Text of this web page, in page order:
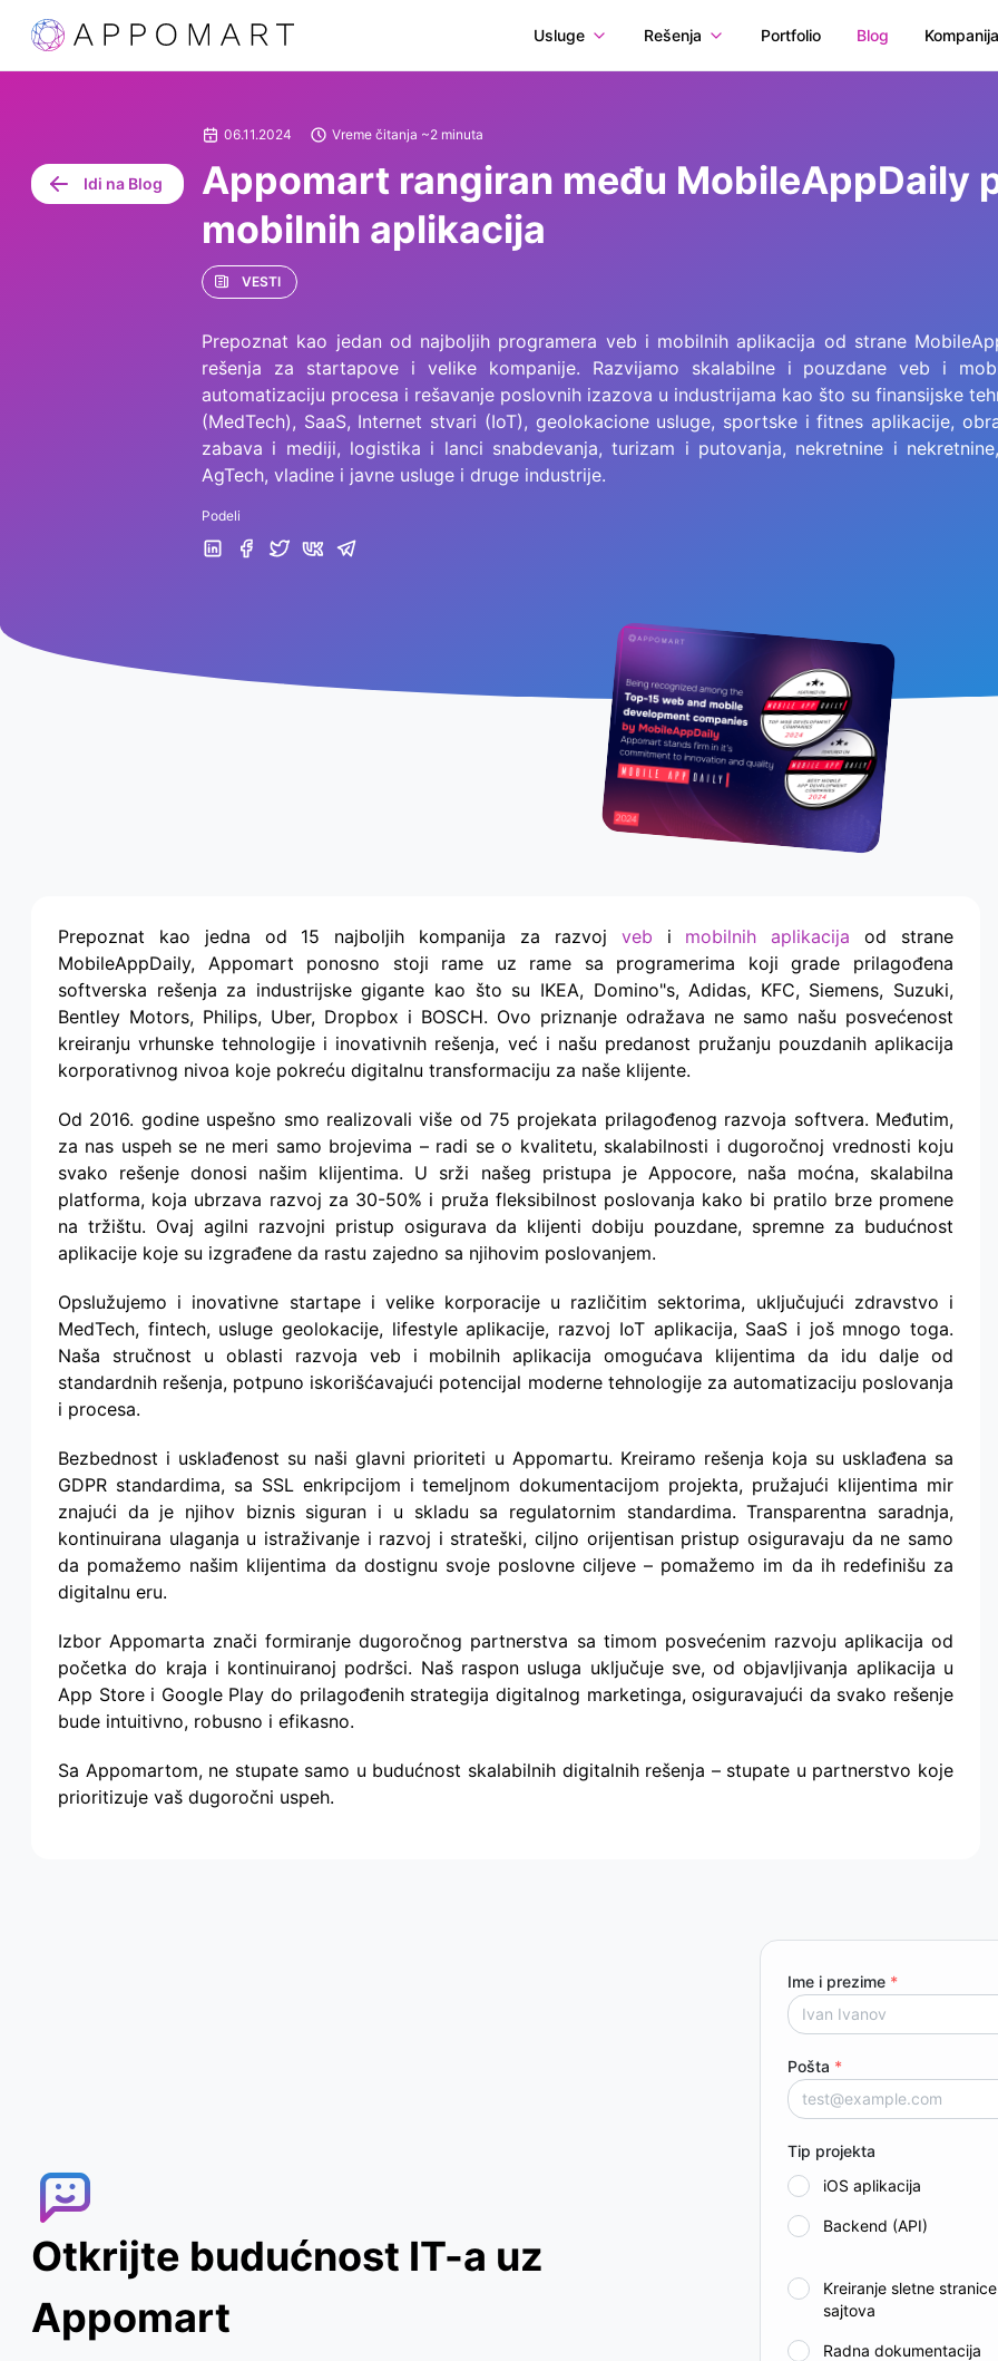
Usluge Rešenja Portfolio Blog Kompanija
Idi na Blog
06.11.2024 Vreme čitanja ~2 minuta
Appomart rangiran među MobileAppDaily
mobilnih aplikacija
VESTI
Prepoznat kao jedan od najboljih programera veb i mobilnih aplikacija od strane
rešenja za startapove i velike kompanije. Razvijamo skalabilne i pouzdane veb i
automatizaciju procesa i rešavanje poslovnih izazova u industrijama kao što su finansijske
(MedTech), SaaS, Internet stvari (IoT), geolokacione usluge, sportske i fitnes aplikacije,
zabava i mediji, logistika i lanci snabdevanja, turizam i putovanja, nekretnine i
AgTech, vladine i javne usluge i druge industrije.
Podeli
Prepoznat kao jedna od 15 najboljih kompanija za razvoj veb i mobilnih aplikacija od strane
MobileAppDaily, Appomart ponosno stoji rame uz rame sa programerima koji grade prilagođena
softverska rešenja za industrijske gigante kao što su IKEA, Domino"s, Adidas, KFC, Siemens, Suzuki,
Bentley Motors, Philips, Uber, Dropbox i BOSCH. Ovo priznanje odražava ne samo našu posvećenost
kreiranju vrhunske tehnologije i inovativnih rešenja, već i našu predanost pružanju pouzdanih aplikacija
korporativnog nivoa koje pokreću digitalnu transformaciju za naše klijente.
Od 2016. godine uspešno smo realizovali više od 75 projekata prilagođenog razvoja softvera. Međutim,
za nas uspeh se ne meri samo brojevima – radi se o kvalitetu, skalabilnosti i dugoročnoj vrednosti koju
svako rešenje donosi našim klijentima. U srži našeg pristupa je Appocore, naša moćna, skalabilna
platforma, koja ubrzava razvoj za 30-50% i pruža fleksibilnost poslovanja kako bi pratilo brze promene
na tržištu. Ovaj agilni razvojni pristup osigurava da klijenti dobiju pouzdane, spremne za budućnost
aplikacije koje su izgrađene da rastu zajedno sa njihovim poslovanjem.
Opslužujemo i inovativne startape i velike korporacije u različitim sektorima, uključujući zdravstvo i
MedTech, fintech, usluge geolokacije, lifestyle aplikacije, razvoj IoT aplikacija, SaaS i još mnogo toga.
Naša stručnost u oblasti razvoja veb i mobilnih aplikacija omogućava klijentima da idu dalje od
standardnih rešenja, potpuno iskorišćavajući potencijal moderne tehnologije za automatizaciju poslovanja
i procesa.
Bezbednost i usklađenost su naši glavni prioriteti u Appomartu. Kreiramo rešenja koja su usklađena sa
GDPR standardima, sa SSL enkripcijom i temeljnom dokumentacijom projekta, pružajući klijentima mir
znajući da je njihov biznis siguran i u skladu sa regulatornim standardima. Transparentna saradnja,
kontinuirana ulaganja u istraživanje i razvoj i strateški, ciljno orijentisan pristup osiguravaju da ne samo
da pomažemo našim klijentima da dostignu svoje poslovne ciljeve – pomažemo im da ih redefinišu za
digitalnu eru.
Izbor Appomarta znači formiranje dugoročnog partnerstva sa timom posvećenim razvoju aplikacija od
početka do kraja i kontinuiranoj podršci. Naš raspon usluga uključuje sve, od objavljivanja aplikacija u
App Store i Google Play do prilagođenih strategija digitalnog marketinga, osiguravajući da svako rešenje
bude intuitivno, robusno i efikasno.
Sa Appomartom, ne stupate samo u budućnost skalabilnih digitalnih rešenja – stupate u partnerstvo koje
prioritizuje vaš dugoročni uspeh.
Otkrijte budućnost IT-a uz
Appomart
Ime i prezime *
Pošta *
Tip projekta
iOS aplikacija
Backend (API)
Kreiranje sletne
sajtova
Radna dokumentacija